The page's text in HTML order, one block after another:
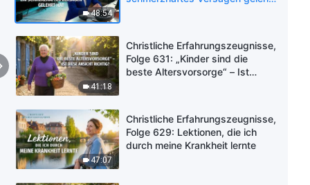
48:54
41:18
Christliche Erfahrungszeugnisse,
Folge 631: „Kinder sind die
beste Altersvorsorge“ – Ist
47:07
Christliche Erfahrungszeugnisse,
Folge 629: Lektionen, die ich
durch meine Krankheit lernte